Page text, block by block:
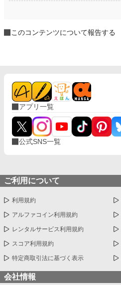
このコンテンツについて報告する
アプリ一覧
公式SNS一覧
ご利用について
利用規約
アルファコイン利用規約
レンタルサービス利用規約
スコア利用規約
特定商取引法に基づく表示
会社情報